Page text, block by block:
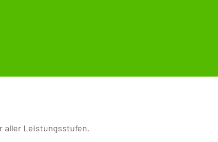
aller Leistungsstufen.